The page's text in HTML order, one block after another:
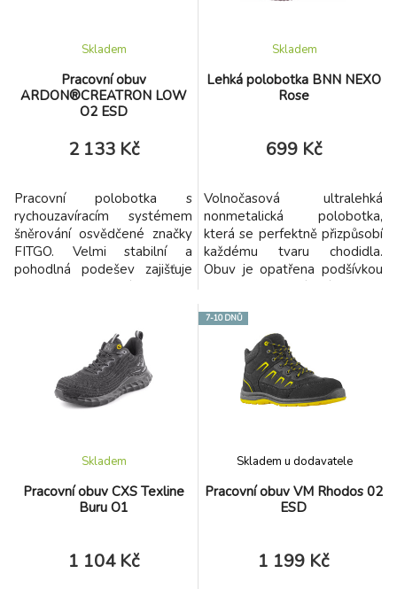
Pracovní obuv
ARDON®CREATRON LOW
O2 ESD
Skladem
2 133 Kč
Pracovní polobotka s
rychouzavíracím systémem
šněrování osvědčené značky
FITGO. Velmi stabilní a
pohodlná podešev zajišťuje
odolnost vůči mechanickému
Lehká polobotka BNN NEXO
Rose
Skladem
699 Kč
Volnočasová ultralehká
nonmetalická polobotka,
která se perfektně přizpůsobí
každému tvaru chodidla.
Obuv je opatřena podšívkou
a tím i pocit svěžesti
chodidel. Své využití nalezne
při trávení volného času v
suchém vnitřním i venkovním
prostředí. Obuv není
testována a ani vhodná pro
Pracovní obuv CXS Texline
Buru O1
Skladem
1 104 Kč
7-10 DNŮ
Pracovní obuv VM Rhodos 02
ESD
Skladem u dodavatele
1 199 Kč